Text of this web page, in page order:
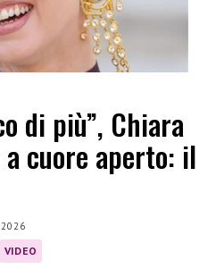
di più”, Chiara
cuore aperto: il
VIDEO